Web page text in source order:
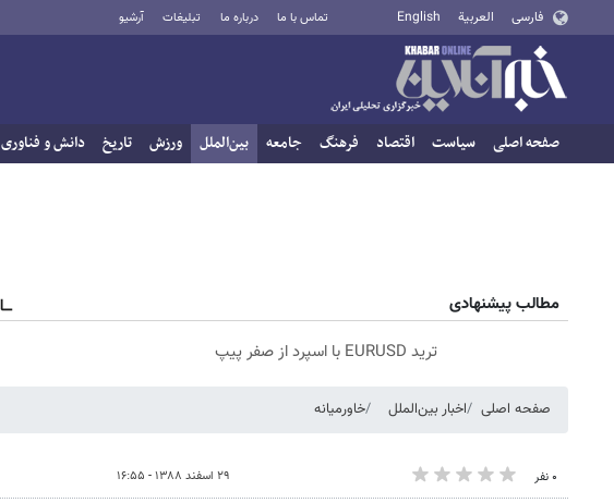
فارسی العربية English تماس با ما درباره ما تبلیغات آرشیو
صفحه اصلی سیاست اقتصاد فرهنگ جامعه بین‌الملل ورزش تاریخ دانش و فناوری
مطالب پیشنهادی
ترید EURUSD با اسپرد از صفر پیپ
صفحه اصلی اخبار بین‌الملل خاورمیانه
۰ نفر ۲۹ اسفند ۱۳۸۸ - ۱۶:۵۵